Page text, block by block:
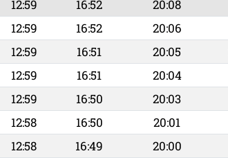
12:59 16:52 20:08
12:59 16:52 20:06
12:59 16:51 20:05
12:59 16:51 20:04
12:59 16:50 20:03
12:58 16:50 20:01
12:58 16:49 20:00